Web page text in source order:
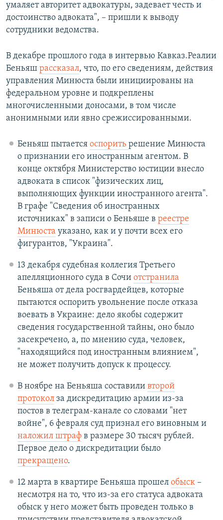
умаляет авторитет адвокатуры, задевает честь и
достоинство адвоката", – пришли к выводу
сотрудники ведомства.
В декабре прошлого года в интервью Кавказ.Реалии
Беньяш рассказал, что, по его сведениям, действия
управления Минюста были инициированы на
федеральном уровне и подкреплены
многочисленными доносами, в том числе
анонимными или явно срежиссированными.
Беньяш пытается оспорить решение Минюста
о признании его иностранным агентом. В
конце октября Министерство юстиции внесло
адвоката в список "физических лиц,
выполняющих функции иностранного агента".
В графе "Сведения об иностранных
источниках" в записи о Беньяше в реестре
Минюста указано, как и у почти всех его
фигурантов, "Украина".
13 декабря судебная коллегия Третьего
апелляционного суда в Сочи отстранила
Беньяша от дела росгвардейцев, которые
пытаются оспорить увольнение после отказа
воевать в Украине: дело якобы содержит
сведения государственной тайны, оно было
засекречено, а, по мнению суда, человек,
"находящийся под иностранным влиянием",
не может получить допуск к процессу.
В ноябре на Беньяша составили второй
протоколза дискредитацию армии из-за
постов в телеграм-канале со словами "нет
войне", 6 февраля суд признал его виновным и
наложил штрафв размере 30 тысяч рублей.
Первое дело о дискредитации было
прекращено.
12 марта в квартире Беньяша прошел обыск–
несмотря на то, что из-за его статуса адвоката
обыск у него может быть проведен только в